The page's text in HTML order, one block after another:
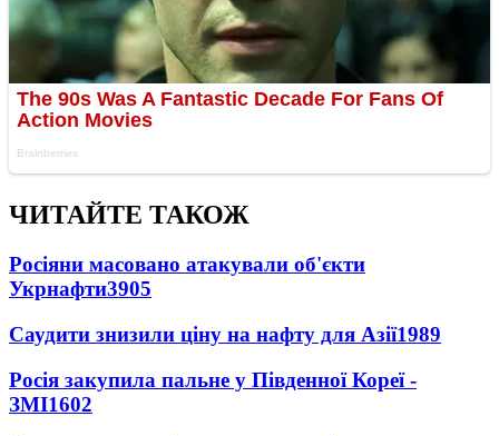
ЧИТАЙТЕ ТАКОЖ
Росіяни масовано атакували об'єкти
Укрнафти3905
Саудити знизили ціну на нафту для Азії1989
Росія закупила пальне у Південної Кореї -
ЗМІ1602